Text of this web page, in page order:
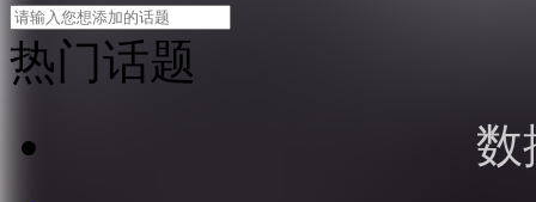
热门话题
数